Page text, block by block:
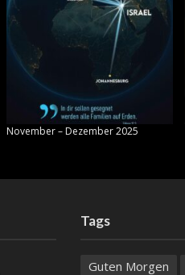
November – Dezember 2025
Tags
Guten Morgen